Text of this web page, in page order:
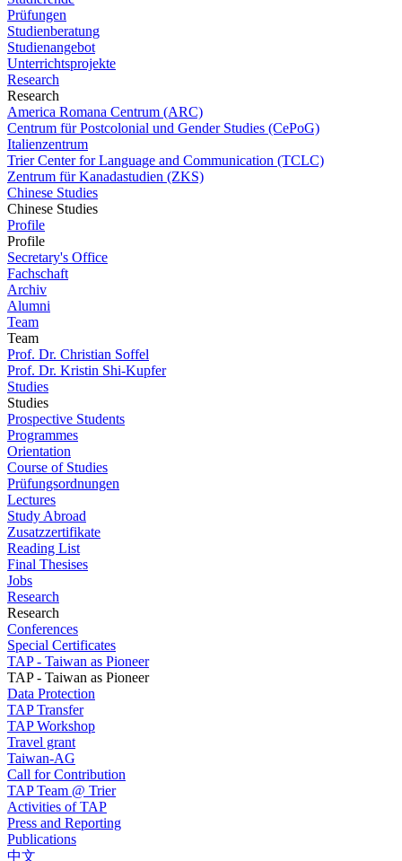
Prüfungen
Studienberatung
Studienangebot
Unterrichtsprojekte
Research
Research
America Romana Centrum (ARC)
Centrum für Postcolonial und Gender Studies (CePoG)
Italienzentrum
Trier Center for Language and Communication (TCLC)
Zentrum für Kanadastudien (ZKS)
Chinese Studies
Chinese Studies
Profile
Profile
Secretary's Office
Fachschaft
Archiv
Alumni
Team
Team
Prof. Dr. Christian Soffel
Prof. Dr. Kristin Shi-Kupfer
Studies
Studies
Prospective Students
Programmes
Orientation
Course of Studies
Prüfungsordnungen
Lectures
Study Abroad
Zusatzzertifikate
Reading List
Final Thesises
Jobs
Research
Research
Conferences
Special Certificates
TAP - Taiwan as Pioneer
TAP - Taiwan as Pioneer
Data Protection
TAP Transfer
TAP Workshop
Travel grant
Taiwan-AG
Call for Contribution
TAP Team @ Trier
Activities of TAP
Press and Reporting
Publications
中文